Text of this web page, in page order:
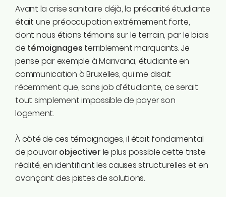
Avant la crise sanitaire déjà, la précarité étudiante
était une préoccupation extrêmement forte,
dont nous étions témoins sur le terrain, par le biais
de témoignages terriblement marquants. Je
pense par exemple à Marivana, étudiante en
communication à Bruxelles, qui me disait
récemment que, sans job d’étudiante, ce serait
tout simplement impossible de payer son
logement.
À côté de ces témoignages, il était fondamental
de pouvoirobjectiver le plus possible cette triste
réalité, en identifiant les causes structurelles et en
avançant des pistes de solutions.